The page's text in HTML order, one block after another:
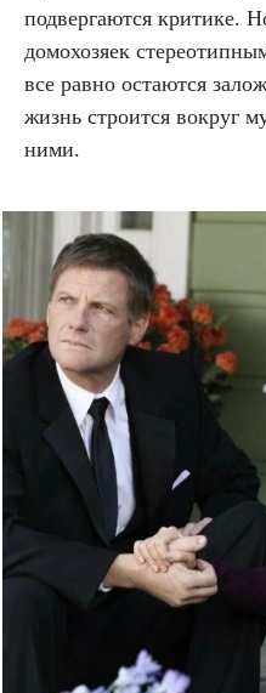
подвергаются критике.
домохозяек
все равно остаются
жизнь строится вокруг
ними.